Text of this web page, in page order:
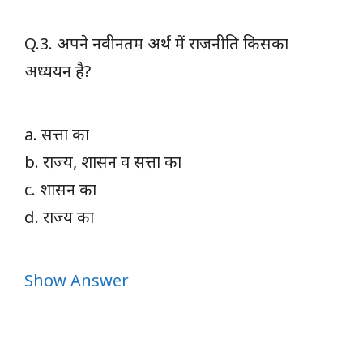
Q.3. अपने नवीनतम अर्थ में राजनीति किसका
अध्ययन है?
a. सत्ता का
b. राज्य, शासन व सत्ता का
c. शासन का
d. राज्य का
Show Answer